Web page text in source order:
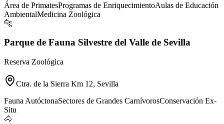
Área de PrimatesProgramas de EnriquecimientoAulas de Educación
AmbientalMedicina Zoológica
🐆
Parque de Fauna Silvestre del Valle de Sevilla
Reserva Zoológica
Ctra. de la Sierra Km 12, Sevilla
Fauna AutóctonaSectores de Grandes CarnívorosConservación Ex-
Situ
🐴